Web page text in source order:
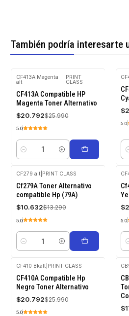
También podría interesarte
OFF
CF413A Magenta
alt
PRINT
CLASS
CF413A Compatible HP
Magenta Toner Alternativo
$20.792$25.990
5.0
Cantidad
5.0
-20%
OFF
CF279 alt| PRINT CLASS
Cf279A Toner Alternativo
compatible Hp (79A)
$10.632$13.290
5.0
Cantidad
5.0
-20%
OFF
CF410 Bkalt| PRINT CLASS
CF410A Compatible Hp
Negro Toner Alternativo
$20.792$25.990
5.0